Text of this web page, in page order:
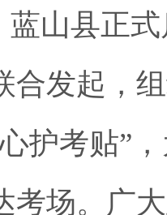
蓝山县正
合发起，
护考贴”
考场。广